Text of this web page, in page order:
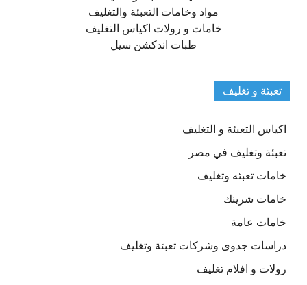
مواد وخامات التعبئة والتغليف
خامات و رولات اكياس التغليف
طبات اندكشن سيل
تعبئة و تغليف
اكياس التعبئة و التغليف
تعبئة وتغليف في مصر
خامات تعبئه وتغليف
خامات شرينك
خامات عامة
دراسات جدوى وشركات تعبئة وتغليف
رولات و افلام تغليف